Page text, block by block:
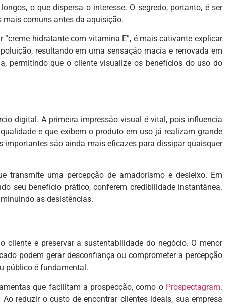
o que dispersa o interesse. O segredo, portanto, é ser
comuns antes da aquisição.
hidratante com vitamina E”, é mais cativante explicar
resultando em uma sensação macia e renovada em
permitindo que o cliente visualize os benefícios do uso do
digital. A primeira impressão visual é vital, pois influencia
e que exibem o produto em uso já realizam grande
são ainda mais eficazes para dissipar quaisquer
transmite uma percepção de amadorismo e desleixo. Em
seu benefício prático, conferem credibilidade instantânea.
as desistências.
cliente e preservar a sustentabilidade do negócio. O menor
podem gerar desconfiança ou comprometer a percepção
público é fundamental.
que facilitam a prospecção, como o Prospectagram.
reduzir o custo de encontrar clientes ideais, sua empresa